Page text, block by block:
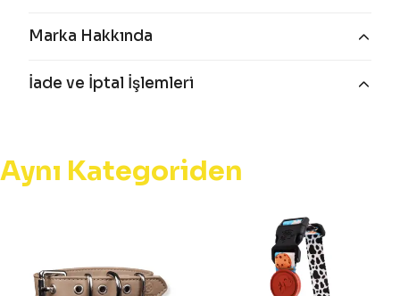
Marka Hakkında
İade ve İptal İşlemleri
Aynı Kategoriden